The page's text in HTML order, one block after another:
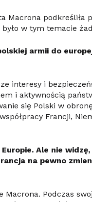
Macrona podkreśliła
w tym temacie
armii do
interesy i
i aktywnością
się Polski w
Francji,
Ale nie
na pewno
Macrona. Podczas